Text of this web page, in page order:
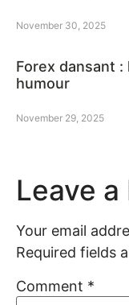
November 30, 2025
Forex dansant :
humour
November 29, 2025
Leave a
Your email
Required fields
Comment *